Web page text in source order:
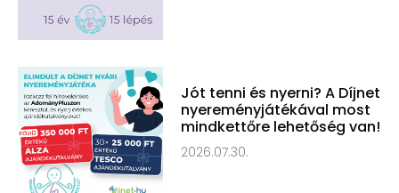
Jót tenni és nyerni? A Díjnet
nyereményjátékával most
mindkettőre lehetőség van!
2026.07.30.